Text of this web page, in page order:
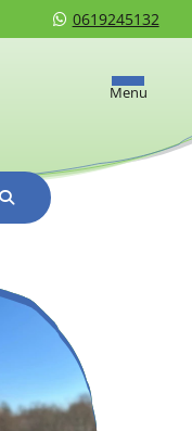
0619245132
Menu